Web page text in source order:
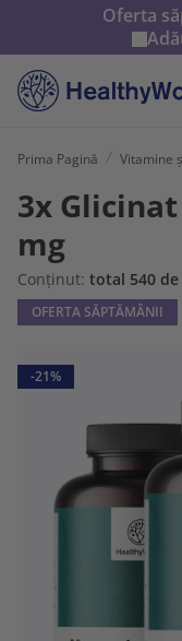
Oferta
Prima Pagină Vitamine
3x
mg
Conținut: total 540 de
OFERTA SĂPTĂMÂNII
-21%